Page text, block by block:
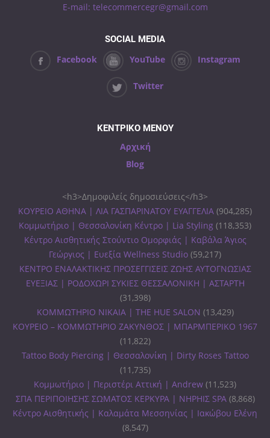
E-mail: telecommercegr@gmail.com
SOCIAL MEDIA
Facebook YouTube Instagram
Twitter
ΚΕΝΤΡΙΚΟ ΜΕΝΟΥ
Αρχική
Blog
<h3>Δημοφιλείς δημοσιεύσεις</h3>
ΚΟΥΡΕΙΟ ΑΘΗΝΑ | ΛΙΑ ΓΑΣΠΑΡΙΝΑΤΟΥ ΕΥΑΓΓΕΛΙΑ (904,285)
Κομμωτήριο | Θεσσαλονίκη Κέντρο | Lia Styling (118,353)
Κέντρο Αισθητικής Στούντιο Ομορφιάς | Καβάλα Άγιος
Γεώργιος | Ευεξία Wellness Studio (59,217)
ΚΕΝΤΡΟ ΕΝΑΛΑΚΤΙΚΗΣ ΠΡΟΣΕΓΓΙΣΕΙΣ ΖΩΗΣ ΑΥΤΟΓΝΩΣΙΑΣ
ΕΥΕΞΙΑΣ | ΡΟΔΟΧΩΡΙ ΣΥΚΙΕΣ ΘΕΣΣΑΛΟΝΙΚΗ | ΑΣΤΑΡΤΗ
(31,398)
ΚΟΜΜΩΤΗΡΙΟ ΝΙΚΑΙΑ | THE HUE SALON (13,429)
ΚΟΥΡΕΙΟ – ΚΟΜΜΩΤΗΡΙΟ ΖΑΚΥΝΘΟΣ | ΜΠΑΡΜΠΕΡΙΚΟ 1967
(11,822)
Tattoo Body Piercing | Θεσσαλονίκη | Dirty Roses Tattoo
(11,735)
Κομμωτήριο | Περιστέρι Αττική | Andrew (11,523)
ΣΠΑ ΠΕΡΙΠΟΙΗΣΗΣ ΣΩΜΑΤΟΣ ΚΕΡΚΥΡΑ | ΝΗΡΗΙΣ SPA (8,868)
Κέντρο Αισθητικής | Καλαμάτα Μεσσηνίας | Ιακώβου Ελένη
(8,547)